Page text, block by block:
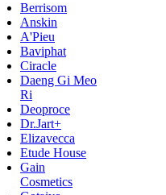
Berrisom
Anskin
A'Pieu
Baviphat
Ciracle
Daeng Gi Meo
Ri
Deoproce
Dr.Jart+
Elizavecca
Etude House
Gain
Cosmetics